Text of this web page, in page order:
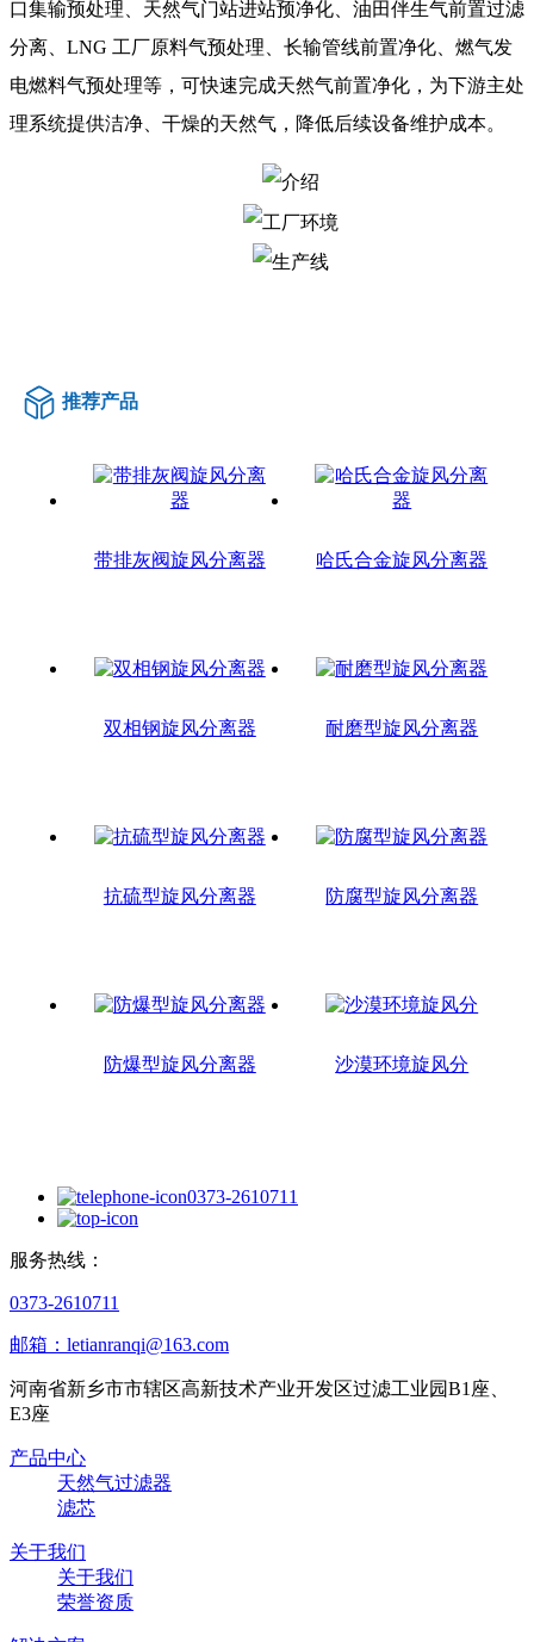
口集输预处理、天然气门站进站预净化、油田伴生气前置过滤
分离、LNG 工厂原料气预处理、长输管线前置净化、燃气发
电燃料气预处理等，可快速完成天然气前置净化，为下游主处
理系统提供洁净、干燥的天然气，降低后续设备维护成本。
推荐产品
带排灰阀旋风分离器 哈氏合金旋风分离器
双相钢旋风分离器 耐磨型旋风分离器
抗硫型旋风分离器 防腐型旋风分离器
防爆型旋风分离器 沙漠环境旋风分
0373-2610711
服务热线：
0373-2610711
邮箱：letianranqi@163.com
河南省新乡市市辖区高新技术产业开发区过滤工业园B1座、
E3座
产品中心
天然气过滤器
滤芯
关于我们
关于我们
荣誉资质